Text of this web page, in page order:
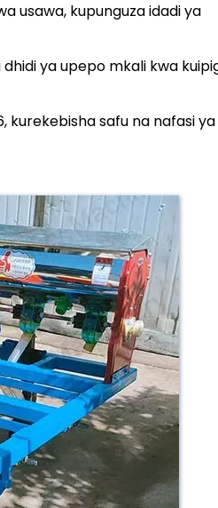
usawa, kupunguza idadi ya
ya upepo mkali kwa
kurekebisha safu na nafasi ya